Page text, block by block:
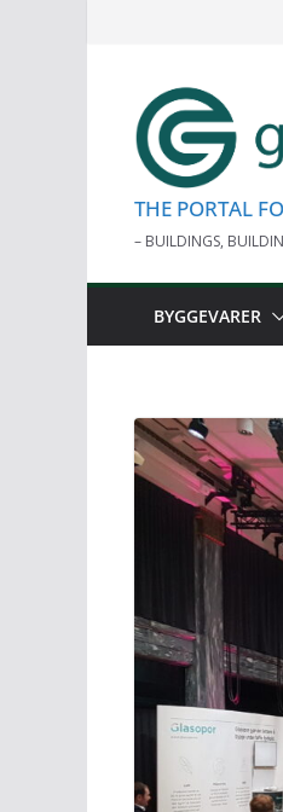
THE PORTAL
– BUILDINGS,
BYGGEVARER